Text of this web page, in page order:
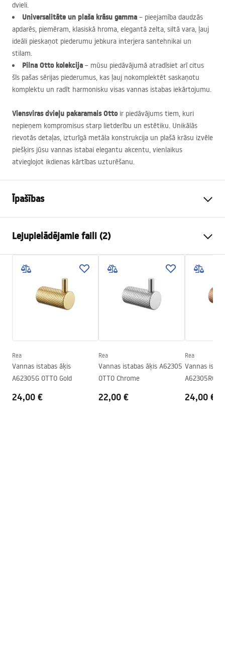
dvieli.
Universalitāte un plaša krāsu gamma – pieejamība daudzās
apdarēs, piemēram, klasiskā hroma, elegantā zelta, siltā vara, ļauj
ideāli pieskaņot piederumu jebkura interjera santehnikai un
stilam.
Pilna Otto kolekcija – mūsu piedāvājumā atradīsiet arī citus
šīs pašas sērijas piederumus, kas ļauj nokomplektēt saskaņotu
komplektu un radīt harmonisku visas vannas istabas iekārtojumu.
Viensviras dvieļu pakaramais Ottoir piedāvājums tiem, kuri
nepieņem kompromisus starp lietderību un estētiku. Unikālās
rievotās detaļas, izturīgā metāla konstrukcija un plašā krāsu izvēle
piešķirs jūsu vannas istabai elegantu akcentu, vienlaikus
atvieglojot ikdienas kārtības uzturēšanu.
Īpašības
Materiāls
Uzstādīšanas veids
Pieskrūvējams
Platums
265
Augstums
95mm
Dziļums
70mm
Lejupielādējamie faili (2)
Garantijas noteikumi
Warranty_Terms_and_Conditions_Accessories_-_24.pdf
Rea
Vannas istabas āķis
A62305G OTTO Gold
24,00 €
Rea
Vannas istabas āķis A62305
OTTO Chrome
22,00 €
Rea
Vannas
A62305RG
24,00 €